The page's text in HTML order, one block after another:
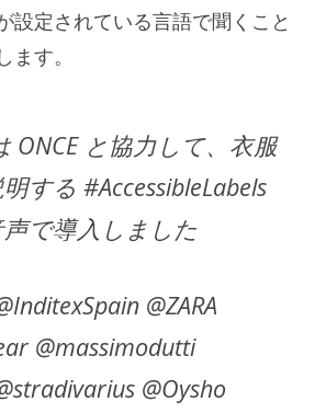
設定されている言語で聞くこと
す。
ONCE と協力して、衣服
する #AccessibleLabels
で導入しました
@ZARA
@massimodutti
@Oysho